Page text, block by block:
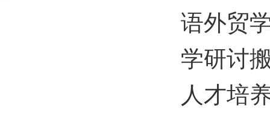
语外贸
学研讨
人才培